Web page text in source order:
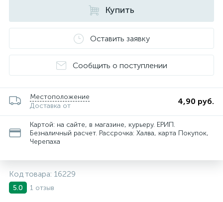
Купить
Оставить заявку
Сообщить о поступлении
Местоположение
Доставка от
4,90 руб.
Картой: на сайте, в магазине, курьеру. ЕРИП.
Безналичный расчет. Рассрочка: Халва, карта Покупок,
Черепаха
Код товара: 16229
5.0 1 отзыв